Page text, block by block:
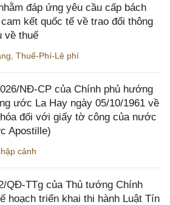
đáp ứng yêu cầu cấp bách
kết quốc tế về trao đổi thông
về thuế
Thuế-Phí-Lệ phí
NĐ-CP của Chính phủ hướng
ước La Hay ngày 05/10/1961 về
đối với giấy tờ công của nước
Apostille)
cảnh
QĐ-TTg của Thủ tướng Chính
hoạch triển khai thi hành Luật Tín